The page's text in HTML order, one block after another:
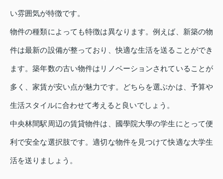
い雰囲気が特徴です。
物件の種類によっても特徴は異なります。例えば、新築の物
件は最新の設備が整っており、快適な生活を送ることができ
ます。築年数の古い物件はリノベーションされていることが
多く、家賃が安い点が魅力です。どちらを選ぶかは、予算や
生活スタイルに合わせて考えると良いでしょう。
中央林間駅周辺の賃貸物件は、國學院大學の学生にとって便
利で安全な選択肢です。適切な物件を見つけて快適な大学生
活を送りましょう。